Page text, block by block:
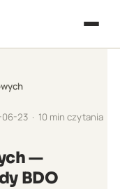
23 · 10 min czytania
—
BDO